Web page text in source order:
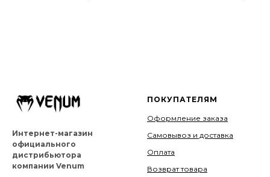
Интернет-магазин
официального
дистрибьютора
компании Venum
ПОКУПАТЕЛЯМ
Оформление заказа
Самовывоз и доставка
Оплата
Возврат товара